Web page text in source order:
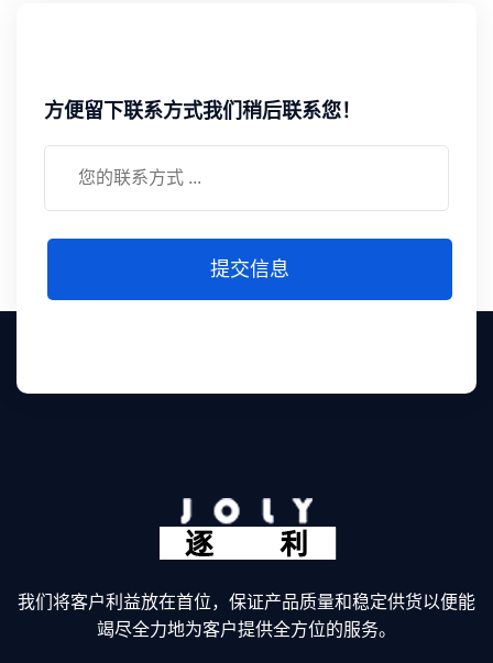
方便留下联系方式我们稍后联系您！
提交信息
我们将客户利益放在首位，保证产品质量和稳定供货以便能
竭尽全力地为客户提供全方位的服务。